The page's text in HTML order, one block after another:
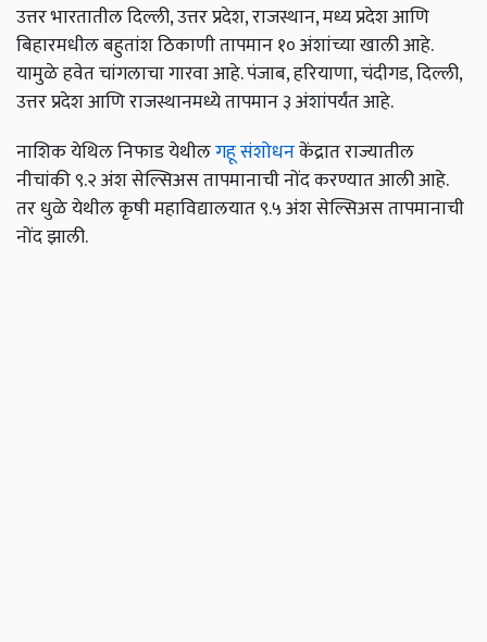
उत्तर भारतातील दिल्ली, उत्तर प्रदेश, राजस्थान, मध्य प्रदेश आणि
बिहारमधील बहुतांश ठिकाणी तापमान १० अंशांच्या खाली आहे.
यामुळे हवेत चांगलाचा गारवा आहे. पंजाब, हरियाणा, चंदीगड, दिल्ली,
उत्तर प्रदेश आणि राजस्थानमध्ये तापमान ३ अंशांपर्यंत आहे.
नाशिक येथिल निफाड येथीलगहू संशोधनकेंद्रात राज्यातील
नीचांकी ९.२ अंश सेल्सिअस तापमानाची नोंद करण्यात आली आहे.
तर धुळे येथील कृषी महाविद्यालयात ९.५ अंश सेल्सिअस तापमानाची
नोंद झाली.